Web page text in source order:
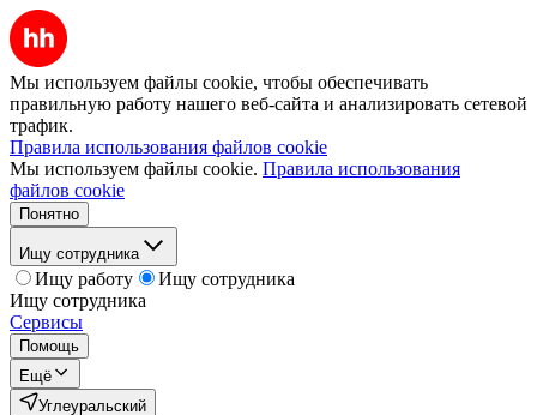
Мы используем файлы cookie, чтобы обеспечивать
правильную работу нашего веб-сайта и анализировать сетевой
трафик.
Правила использования файлов cookie
Мы используем файлы cookie. Правила использования
файлов cookie
Понятно
Ищу сотрудника
Ищу работу
Ищу сотрудника
Ищу сотрудника
Сервисы
Помощь
Ещё
Углеуральский